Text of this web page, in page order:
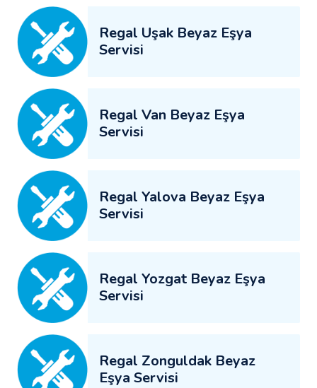
Regal Uşak Beyaz Eşya
Servisi
Regal Van Beyaz Eşya
Servisi
Regal Yalova Beyaz Eşya
Servisi
Regal Yozgat Beyaz Eşya
Servisi
Regal Zonguldak Beyaz
Eşya Servisi